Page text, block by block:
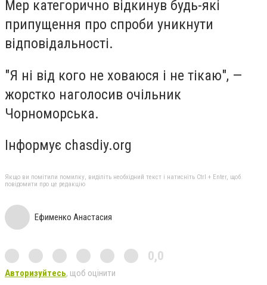
Мер категорично відкинув будь-які
припущення про спроби уникнути
відповідальності.
"Я ні від кого не ховаюся і не тікаю", —
жорстко наголосив очільник
Чорноморська.
Інформує chasdiy.org
Якщо ви помітили помилку, виділіть необхідний текст і натисніть Ctrl + Enter, щоб
повідомити про це редакцію
Ефименко Анастасия
0,0
Авторизуйтесь, щоб оцінити